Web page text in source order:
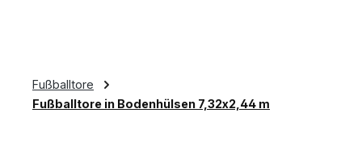
Fußballtore
Fußballtore in Bodenhülsen 7,32x2,44 m